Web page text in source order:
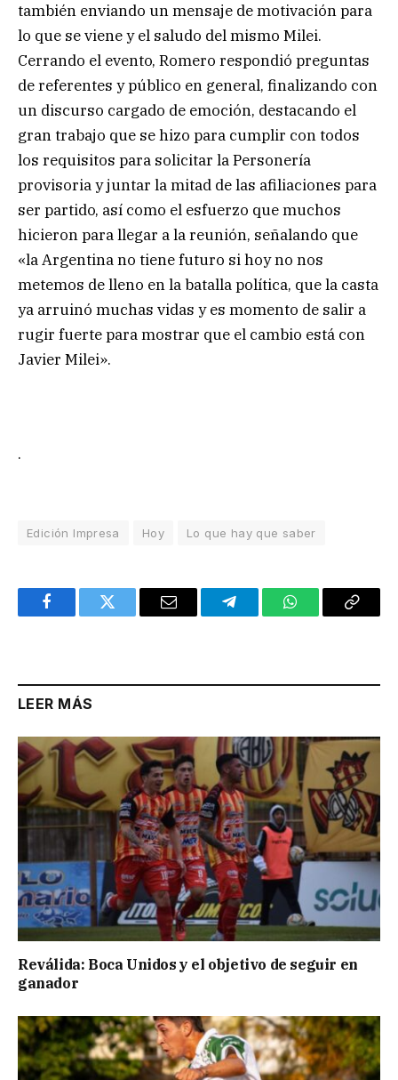
también enviando un mensaje de motivación para
lo que se viene y el saludo del mismo Milei.
Cerrando el evento, Romero respondió preguntas
de referentes y público en general, finalizando con
un discurso cargado de emoción, destacando el
gran trabajo que se hizo para cumplir con todos
los requisitos para solicitar la Personería
provisoria y juntar la mitad de las afiliaciones para
ser partido, así como el esfuerzo que muchos
hicieron para llegar a la reunión, señalando que
«la Argentina no tiene futuro si hoy no nos
metemos de lleno en la batalla política, que la casta
ya arruinó muchas vidas y es momento de salir a
rugir fuerte para mostrar que el cambio está con
Javier Milei».
.
Edición Impresa Hoy Lo que hay que saber
FacebookTwitter Email TelegramWhatsAppCopy
LEER MÁS
Reválida: Boca Unidos y el objetivo de seguir en
ganador